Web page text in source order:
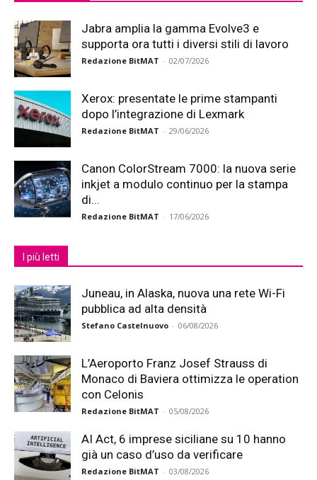
Jabra amplia la gamma Evolve3 e
supporta ora tutti i diversi stili di lavoro
Redazione BitMAT - 02/07/2026
Xerox: presentate le prime stampanti
dopo l’integrazione di Lexmark
Redazione BitMAT - 29/06/2026
Canon ColorStream 7000: la nuova serie
inkjet a modulo continuo per la stampa
di...
Redazione BitMAT - 17/06/2026
I più letti
Juneau, in Alaska, nuova una rete Wi-Fi
pubblica ad alta densità
Stefano Castelnuovo - 06/08/2026
L’Aeroporto Franz Josef Strauss di
Monaco di Baviera ottimizza le operation
con Celonis
Redazione BitMAT - 05/08/2026
AI Act, 6 imprese siciliane su 10 hanno
già un caso d’uso da verificare
Redazione BitMAT - 03/08/2026